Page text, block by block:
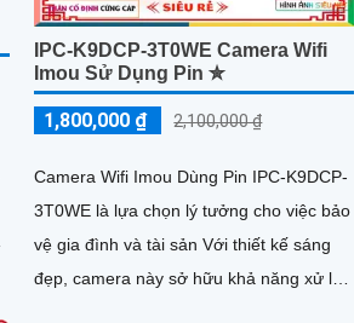
IPC-K9DCP-3T0WE Camera Wifi
Imou Sử Dụng Pin ✮
1,800,000 ₫ 2,100,000 ₫
Camera Wifi Imou Dùng Pin IPC-K9DCP-
3T0WE là lựa chọn lý tưởng cho việc bảo
vệ gia đình và tài sản Với thiết kế sáng
đẹp, camera này sở hữu khả năng xử lý